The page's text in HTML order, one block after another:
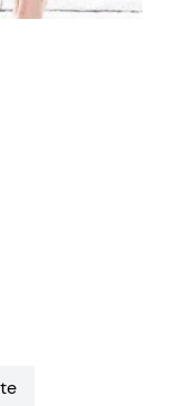
e Ricette